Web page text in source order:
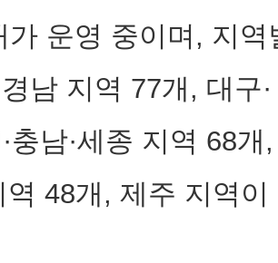
가 운영 중이며, 지
경남 지역 77개, 대
충남·세종 지역 68
48개, 제주 지역